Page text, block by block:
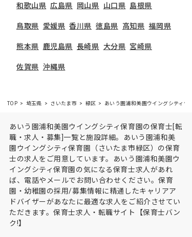
和歌山県 広島県 岡山県 山口県 島根県
鳥取県 愛媛県 香川県 徳島県 高知県 福岡県
熊本県 鹿児島県 長崎県 大分県 宮崎県
佐賀県 沖縄県
TOP 埼玉県 さいたま市 緑区 あいう園浦和美園ウイングシティ保
あいう園浦和美園ウイングシティ保育園の保育士[転
職・求人・募集]一覧と施設詳細。あいう園浦和美
園ウイングシティ保育園（さいたま市緑区）の保育
士の求人をご用意しています。あいう園浦和美園ウ
イングシティ保育園の気になる保育士求人があれ
ば、電話やメールでお問い合わせください。保育
園・幼稚園の採用/募集情報に精通したキャリアア
ドバイザーがあなたに最適な求人をご紹介させてい
ただきます。保育士求人・転職サイト【保育士バン
ク!】